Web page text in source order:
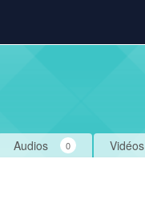
Vidéos
Audios 0